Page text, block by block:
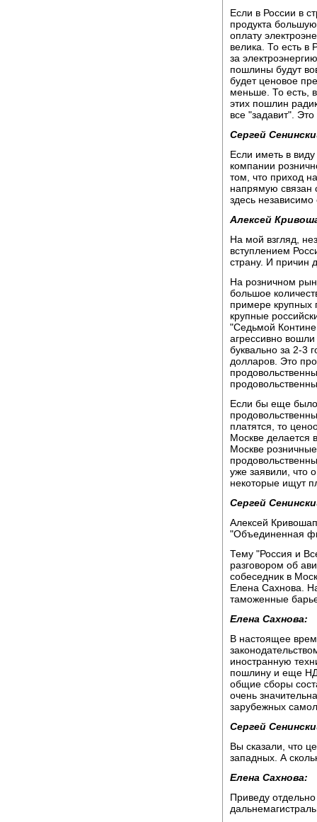
Если в России в
продукта
оплату
велика. То есть в
за
пошлины будут
будет ценовое
меньше. То есть,
этих пошлин
все "задавит". Это
Сергей
Если иметь в
компании
том, что приход
напрямую связан
здесь независимо
Алексей
На мой взгляд,
вступлением
страну. И причин
На розничном
большое
примере крупных
крупные
"Седьмой
агрессивно
буквально за 2-3
долларов. Это
Если бы еще
платятся, то
Москве делается
Москве
уже заявили, что
некоторые ищут
Сергей
Алексей
"Объединенная
Тему "Россия и
разговором об
собеседник в
Елена Сахнова.
таможенные
Елена Сахнова:
В настоящее
иностранную
пошлину и еще
общие сборы
очень
зарубежных
Сергей
Вы сказали, что
западных. А
Елена Сахнова:
Приведу